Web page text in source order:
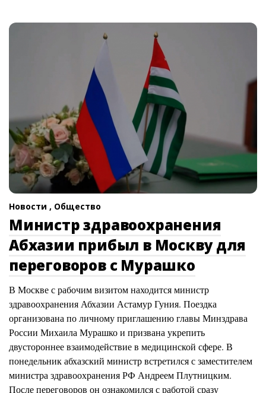
Новости , Общество
Министр здравоохранения
Абхазии прибыл в Москву для
переговоров с Мурашко
В Москве с рабочим визитом находится министр
здравоохранения Абхазии Астамур Гуния. Поездка
организована по личному приглашению главы Минздрава
России Михаила Мурашко и призвана укрепить
двустороннее взаимодействие в медицинской сфере. В
понедельник абхазский министр встретился с заместителем
министра здравоохранения РФ Андреем Плутницким.
После переговоров он ознакомился с работой сразу